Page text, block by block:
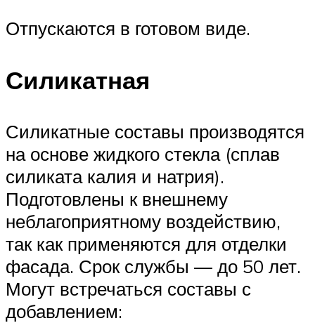
Отпускаются в готовом виде.
Силикатная
Силикатные составы производятся
на основе жидкого стекла (сплав
силиката калия и натрия).
Подготовлены к внешнему
неблагоприятному воздействию,
так как применяются для отделки
фасада. Срок службы — до 50 лет.
Могут встречаться составы с
добавлением: